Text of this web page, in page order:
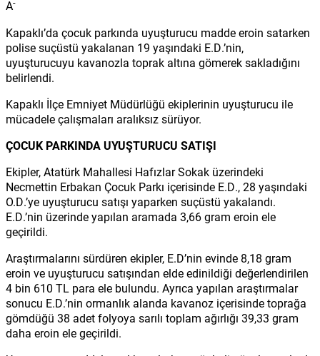
A
Kapaklı’da çocuk parkında uyuşturucu madde eroin satarken
polise suçüstü yakalanan 19 yaşındaki E.D.’nin,
uyuşturucuyu kavanozla toprak altına gömerek sakladığını
belirlendi.
Kapaklı İlçe Emniyet Müdürlüğü ekiplerinin uyuşturucu ile
mücadele çalışmaları aralıksız sürüyor.
ÇOCUK PARKINDA UYUŞTURUCU SATIŞI
Ekipler, Atatürk Mahallesi Hafızlar Sokak üzerindeki
Necmettin Erbakan Çocuk Parkı içerisinde E.D., 28 yaşındaki
O.D.’ye uyuşturucu satışı yaparken suçüstü yakalandı.
E.D.’nin üzerinde yapılan aramada 3,66 gram eroin ele
geçirildi.
Araştırmalarını sürdüren ekipler, E.D’nin evinde 8,18 gram
eroin ve uyuşturucu satışından elde edinildiği değerlendirilen
4 bin 610 TL para ele bulundu. Ayrıca yapılan araştırmalar
sonucu E.D.’nin ormanlık alanda kavanoz içerisinde toprağa
gömdüğü 38 adet folyoya sarılı toplam ağırlığı 39,33 gram
daha eroin ele geçirildi.